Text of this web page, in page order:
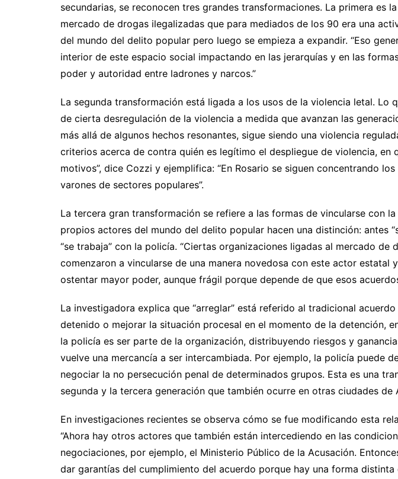
secundarias, se reconocen tres grandes transformaciones. La primera es
mercado de drogas ilegalizadas que para mediados de los 90 era una
del mundo del delito popular pero luego se empieza a expandir. “Eso
interior de este espacio social impactando en las jerarquías y en las
poder y autoridad entre ladrones y narcos.”
La segunda transformación está ligada a los usos de la violencia letal. Lo
de cierta desregulación de la violencia a medida que avanzan las
más allá de algunos hechos resonantes, sigue siendo una violencia
criterios acerca de contra quién es legítimo el despliegue de violencia, en
motivos”, dice Cozzi y ejemplifica: “En Rosario se siguen concentrando
varones de sectores populares”.
La tercera gran transformación se refiere a las formas de vincularse con
propios actores del mundo del delito popular hacen una distinción: antes
“se trabaja” con la policía. “Ciertas organizaciones ligadas al mercado de
comenzaron a vincularse de una manera novedosa con este actor estatal
ostentar mayor poder, aunque frágil porque depende de que esos
La investigadora explica que “arreglar” está referido al tradicional
detenido o mejorar la situación procesal en el momento de la detención,
la policía es ser parte de la organización, distribuyendo riesgos y
vuelve una mercancía a ser intercambiada. Por ejemplo, la policía puede
negociar la no persecución penal de determinados grupos. Esta es una
segunda y la tercera generación que también ocurre en otras ciudades de
En investigaciones recientes se observa cómo se fue modificando esta
“Ahora hay otros actores que también están intercediendo en las
negociaciones, por ejemplo, el Ministerio Público de la Acusación.
dar garantías del cumplimiento del acuerdo porque hay una forma